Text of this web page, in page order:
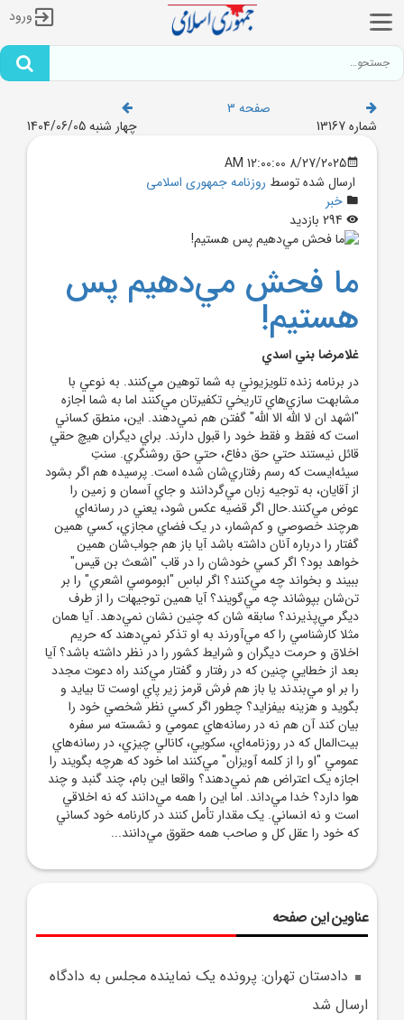
ورود
صفحه 3
شماره 13167
چهار شنبه 1404/06/05
8/27/2025 12:00:00 AM
ارسال شده توسط روزنامه جمهوری اسلامی
خبر
ما فحش مي‌دهيم پس
هستيم!
غلامرضا بني اسدي
در برنامه زنده تلويزيوني به شما توهين مي‌کنند. به نوعي با
مشابهت سازي‌هاي تاريخي تکفيرتان مي‌کنند اما به شما اجازه
"اشهد ان لا الله الا الله" گفتن هم نمي‌دهند. اين، منطق کساني
است که فقط و فقط خود را قبول دارند. براي ديگران هيچ حقي
قائل نيستند حتي حق دفاع، حتي حق روشنگري. سنتِ
سيئه‌ايست که رسم رفتاري‌شان شده است. پرسيده هم اگر بشود
از آقايان، به توجيه زبان مي‌گردانند و جاي آسمان و زمين را
عوض مي‌کنند.حال اگر قضيه عکس شود، يعني در رسانه‌اي
هرچند خصوصي و کم‌شمار، در يک فضاي مجازي، کسي همين
گفتار را درباره آنان داشته باشد آيا باز هم جواب‌شان همين
خواهد بود؟ اگر کسي خودشان را در قاب "اشعث بن قيس"
ببيند و بخواند چه مي‌کنند؟ اگر لباسِ "ابوموسي اشعري" را بر
تن‌شان بپوشاند چه مي‌گويند؟ آيا همين توجيهات را از طرف
ديگر مي‌پذيرند؟ سابقه شان که چنين نشان نمي‌دهد. آيا همان
مثلا کارشناسي را که مي‌آورند به او تذکر نمي‌دهند که حريم
اخلاق و حرمت ديگران و شرايط کشور را در نظر داشته باشد؟ آيا
بعد از خطايي چنين که در رفتار و گفتار مي‌کند راه دعوت مجدد
را بر او مي‌بندند يا باز هم فرش قرمز زير پاي اوست تا بيايد و
بگويد و هزينه بيفزايد؟ چطور اگر کسي نظر شخصي خود را
بيان کند آن هم نه در رسانه‌هاي عمومي و نشسته سر سفره
بيت‌المال که در روزنامه‌اي، سکويي، کانالي چيزي، در رسانه‌هاي
عمومي "او را از کلمه آويزان" مي‌کنند اما خود که هرچه بگويند را
اجازه يک اعتراض هم نمي‌دهند؟ واقعا اين بام، چند گنبد و چند
هوا دارد؟ خدا مي‌داند. اما اين را همه مي‌دانند که نه اخلاقي
است و نه انساني. يک مقدار تأمل کنند در کارنامه خود کساني
که خود را عقل کل و صاحب همه حقوق مي‌دانند...
عناوین این صفحه
دادستان تهران: پرونده يک نماينده مجلس به دادگاه
ارسال شد